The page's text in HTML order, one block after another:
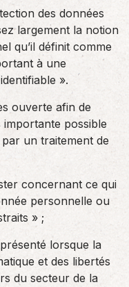
des données
largement la notion
qu’il définit comme
à une
».
ouverte afin de
possible
un traitement de
concernant ce qui
personnelle ou
» ;
présenté lorsque la
et des libertés
du secteur de la